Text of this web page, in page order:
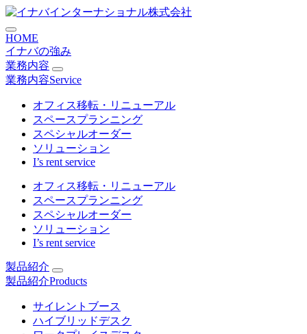
株式会社築港 横浜事業部 横
コ
ン
テ
ン
ツ
に
HOME
イナバの強み
業務内容
業務内容Service
オフィス移転・リニューアル
スペースプランニング
スペシャルオーダー
ソリューション
I’s rent service
オフィス移転・リニューアル
スペースプランニング
スペシャルオーダー
ソリューション
I’s rent service
製品紹介
製品紹介Products
サイレントブース
ハイブリッドデスク